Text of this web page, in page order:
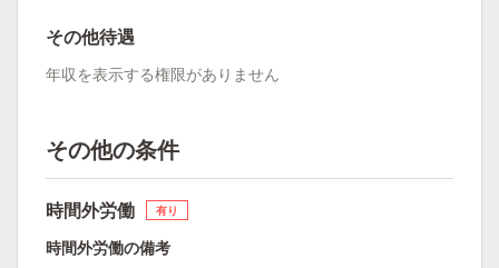
その他待遇
年収を表示する権限がありません
その他の条件
時間外労働 有り
時間外労働の備考